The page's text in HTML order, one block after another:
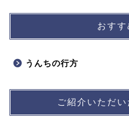
おす
うんちの行方
ご紹介いただ